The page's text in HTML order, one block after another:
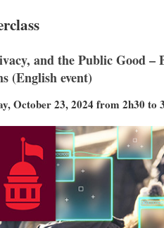
and the Public Good
(English event)
October 23, 2024 from 2h30 to